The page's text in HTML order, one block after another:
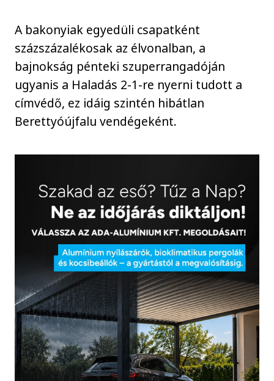
A bakonyiak egyedüli csapatként
százszázalékosak az élvonalban, a
bajnokság pénteki szuperrangadóján
ugyanis a Haladás 2-1-re nyerni tudott a
címvédő, ez idáig szintén hibátlan
Berettyóújfalu vendégeként.